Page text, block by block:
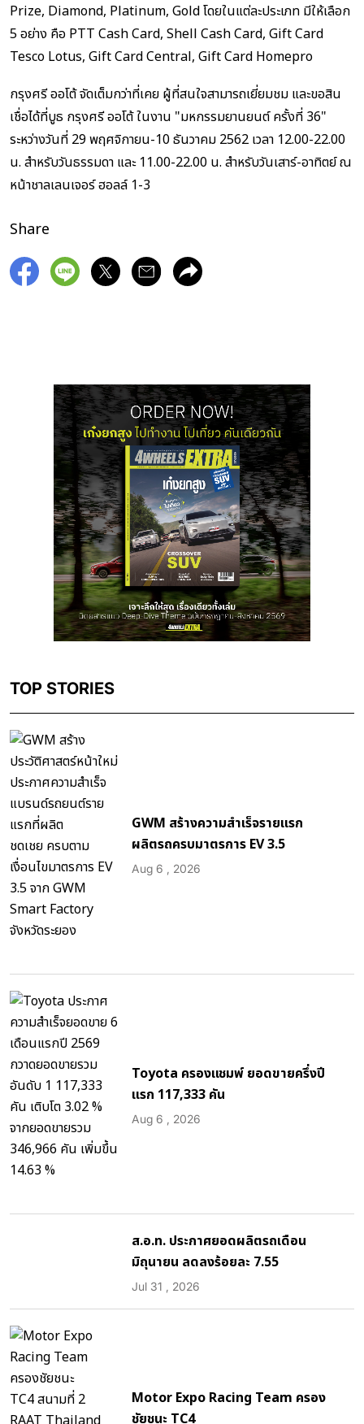
Prize, Diamond, Platinum, Gold โดยในแต่ละประเภท มีให้เลือก
5 อย่าง คือ PTT Cash Card, Shell Cash Card, Gift Card
Tesco Lotus, Gift Card Central, Gift Card Homepro
กรุงศรี ออโต้ จัดเต็มกว่าที่เคย ผู้ที่สนใจสามารถเยี่ยมชม และขอสิน
เชื่อได้ที่บูธ กรุงศรี ออโต้ ในงาน "มหกรรมยานยนต์ ครั้งที่ 36"
ระหว่างวันที่ 29 พฤศจิกายน-10 ธันวาคม 2562 เวลา 12.00-22.00
น. สำหรับวันธรรมดา และ 11.00-22.00 น. สำหรับวันเสาร์-อาทิตย์ ณ
หน้าชาลเลนเจอร์ ฮอลล์ 1-3
Share
TOP STORIES
GWM สร้างความสำเร็จรายแรก
ผลิตรถครบมาตรการ EV 3.5
Aug 6 , 2026
Toyota ครองแชมพ์ ยอดขายครึ่งปี
แรก 117,333 คัน
Aug 6 , 2026
ส.อ.ท. ประกาศยอดผลิตรถเดือน
มิถุนายน ลดลงร้อยละ 7.55
Jul 31 , 2026
Motor Expo Racing Team ครอง
ชัยชนะ TC4